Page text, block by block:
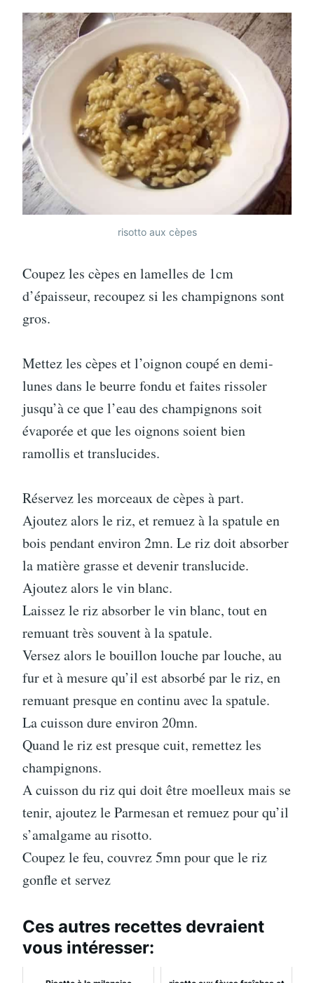
risotto aux cèpes
Coupez les cèpes en lamelles de 1cm
d’épaisseur, recoupez si les champignons sont
gros.
Mettez les cèpes et l’oignon coupé en demi-
lunes dans le beurre fondu et faites rissoler
jusqu’à ce que l’eau des champignons soit
évaporée et que les oignons soient bien
ramollis et translucides.
Réservez les morceaux de cèpes à part.
Ajoutez alors le riz, et remuez à la spatule en
bois pendant environ 2mn. Le riz doit absorber
la matière grasse et devenir translucide.
Ajoutez alors le vin blanc.
Laissez le riz absorber le vin blanc, tout en
remuant très souvent à la spatule.
Versez alors le bouillon louche par louche, au
fur et à mesure qu’il est absorbé par le riz, en
remuant presque en continu avec la spatule.
La cuisson dure environ 20mn.
Quand le riz est presque cuit, remettez les
champignons.
A cuisson du riz qui doit être moelleux mais se
tenir, ajoutez le Parmesan et remuez pour qu’il
s’amalgame au risotto.
Coupez le feu, couvrez 5mn pour que le riz
gonfle et servez
Ces autres recettes devraient
vous intéresser: